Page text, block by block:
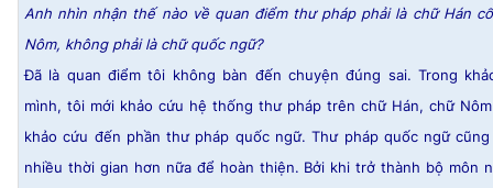
Anh nhìn nhận thế nào về quan điểm thư pháp phải là chữ Hán
Nôm, không phải là chữ quốc ngữ?
Đã là quan điểm tôi không bàn đến chuyện đúng sai. Trong
mình, tôi mới khảo cứu hệ thống thư pháp trên chữ Hán, chữ
khảo cứu đến phần thư pháp quốc ngữ. Thư pháp quốc ngữ
nhiều thời gian hơn nữa để hoàn thiện. Bởi khi trở thành bộ môn